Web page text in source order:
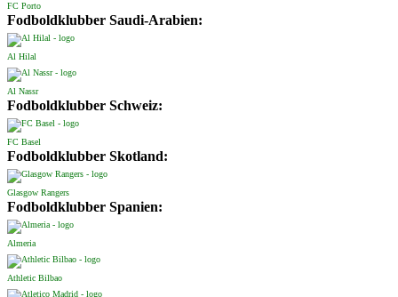
FC Porto
Fodboldklubber Saudi-Arabien:
Al Hilal
Al Nassr
Fodboldklubber Schweiz:
FC Basel
Fodboldklubber Skotland:
Glasgow Rangers
Fodboldklubber Spanien:
Almeria
Athletic Bilbao